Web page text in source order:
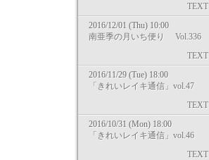
TEXT
2016/12/01 (Thu) 10:00
南亜季の月いち便り Vol.336
TEXT
2016/11/29 (Tue) 18:00
「きれいレイキ通信」vol.47
TEXT
2016/10/31 (Mon) 18:00
「きれいレイキ通信」vol.46
TEXT